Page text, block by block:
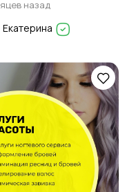
назад
Екатерина